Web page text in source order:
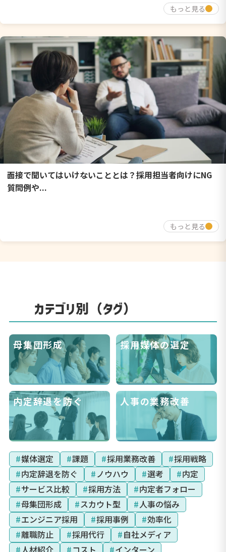
もっと見る
面接で聞いてはいけないこととは？採用担当者向けにNG
質問例や...
もっと見る
カテゴリ別（タグ）
母集団形成 採用媒体の選定
内定辞退を防ぐ 人事の業務改善
#媒体選定 #課題 #採用業務改善 #採用戦略
#内定辞退を防ぐ #ノウハウ #選考 #内定
#サービス比較 #採用方法 #内定者フォロー
#母集団形成 #スカウト型 #人事の悩み
#エンジニア採用 #採用事例 #効率化
#離職防止 #採用代行 #自社メディア
# 人材紹介 #コスト #インターン